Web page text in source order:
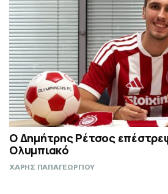
Ο Δημήτρης Ρέτσος
Ολυμπιακό
ΧΑΡΗΣ ΠΑΠΑΓΕΩΡΓΙΟΥ